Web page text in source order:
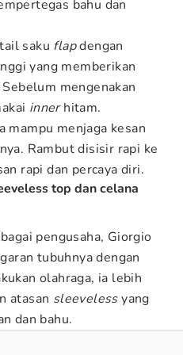
bahu dan
saku flapdengan
yang memberikan
mengenakan
innerhitam.
mampu menjaga kesan
Rambut disisir rapi ke
rapi dan percaya diri.
top dan celana
pengusaha, Giorgio
tubuhnya dengan
olahraga, ia lebih
atasan sleevelessyang
dan bahu.